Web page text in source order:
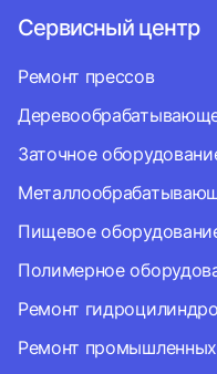
Сервисный центр
Ремонт прессов
Заточное
Пищевое
Полимерное
Ремонт
Ремонт промышленных